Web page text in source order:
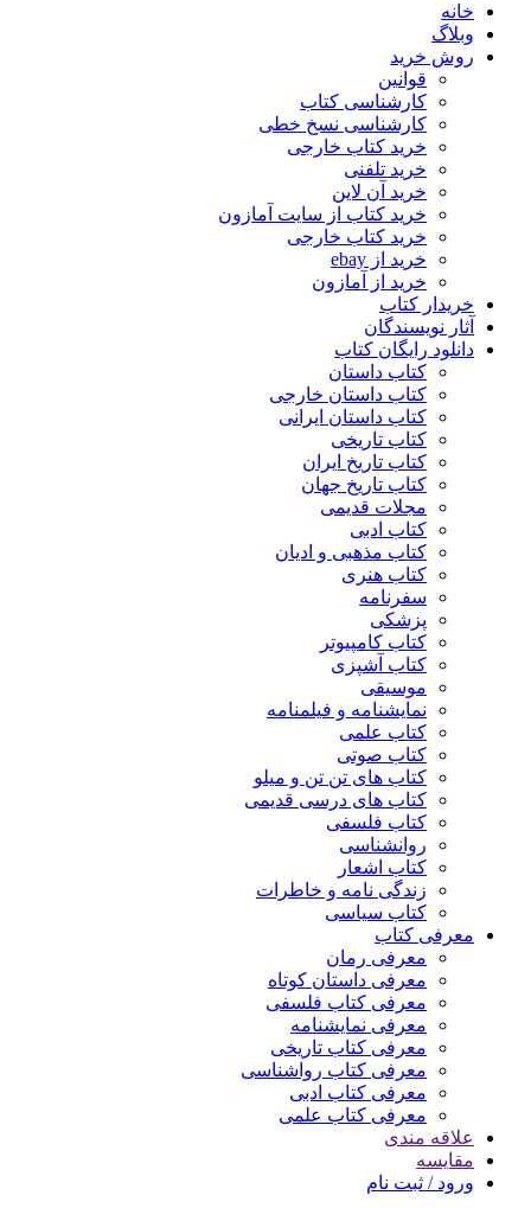
خانه
وبلاگ
روش خرید
قوانین
کارشناسی کتاب
کارشناسی نسخ خطی
خرید کتاب خارجی
خرید تلفنی
خرید آن لاین
خرید کتاب از سایت آمازون
خرید کتاب خارجی
خرید از ebay
خرید از آمازون
خریدار کتاب
آثار نویسندگان
دانلود رایگان کتاب
کتاب داستان
کتاب داستان خارجی
کتاب داستان ایرانی
کتاب تاریخی
کتاب تاریخ ایران
کتاب تاریخ جهان
مجلات قدیمی
کتاب ادبی
کتاب مذهبی و ادیان
کتاب هنری
سفرنامه
پزشکی
کتاب کامپیوتر
کتاب آشپزی
موسیقی
نمایشنامه و فیلمنامه
کتاب علمی
کتاب صوتی
کتاب های تن تن و میلو
کتاب های درسی قدیمی
کتاب فلسفی
روانشناسی
کتاب اشعار
زندگی نامه و خاطرات
کتاب سیاسی
معرفی کتاب
معرفی رمان
معرفی داستان کوتاه
معرفی کتاب فلسفی
معرفی نمایشنامه
معرفی کتاب تاریخی
معرفی کتاب رواشناسی
معرفی کتاب ادبی
معرفی کتاب علمی
علاقه مندی
مقایسه
ورود / ثبت نام